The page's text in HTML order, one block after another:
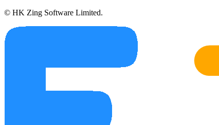
© HK Zing Software Limited.